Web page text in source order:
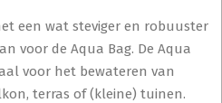
een wat steviger en robuuster
voor de Aqua Bag. De Aqua
voor het bewateren van
terras of (kleine) tuinen.